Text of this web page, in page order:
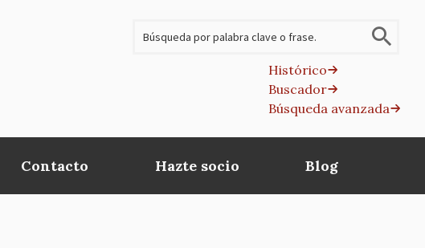
Histórico
Buscador
Búsqueda avanzada
Contacto Hazte socio Blog